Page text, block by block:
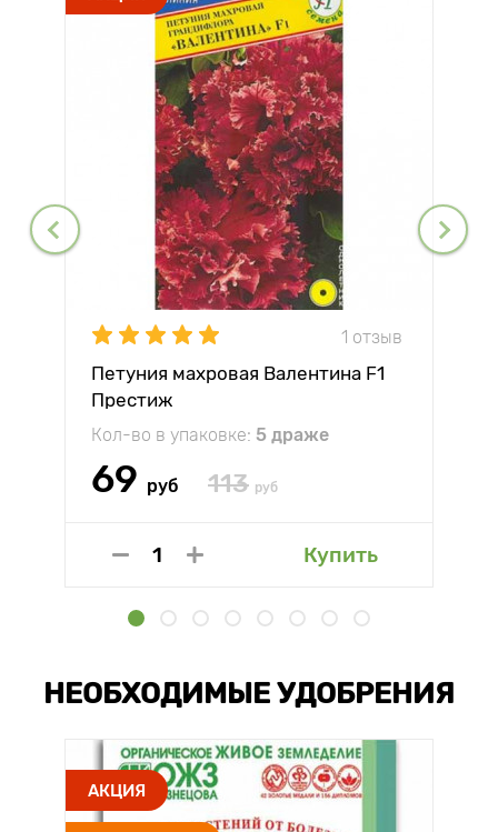
1 отзыв
Петуния махровая Валентина F1
Престиж
Кол-во в упаковке: 5 драже
69 руб 113 руб
Купить
НЕОБХОДИМЫЕ УДОБРЕНИЯ
АКЦИЯ